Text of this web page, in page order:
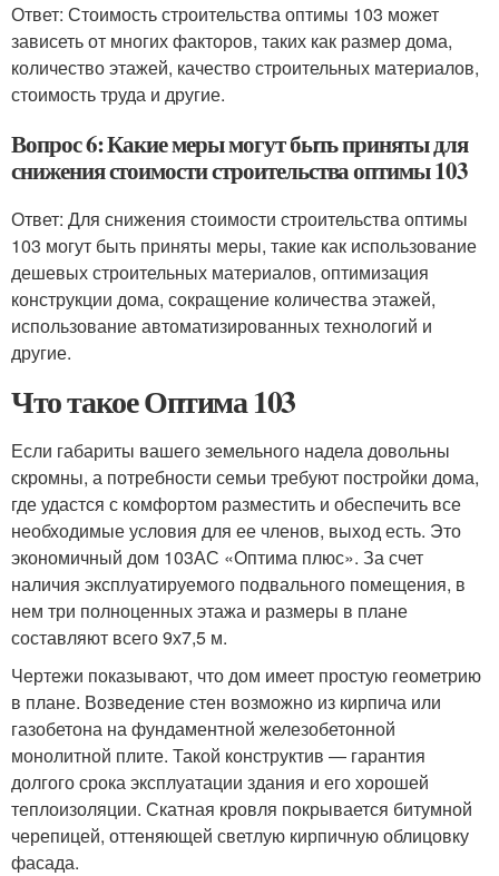
Ответ: Стоимость строительства оптимы 103 может
зависеть от многих факторов, таких как размер дома,
количество этажей, качество строительных материалов,
стоимость труда и другие.
Вопрос 6: Какие меры могут быть приняты для
снижения стоимости строительства оптимы 103
Ответ: Для снижения стоимости строительства оптимы
103 могут быть приняты меры, такие как использование
дешевых строительных материалов, оптимизация
конструкции дома, сокращение количества этажей,
использование автоматизированных технологий и
другие.
Что такое Оптима 103
Если габариты вашего земельного надела довольны
скромны, а потребности семьи требуют постройки дома,
где удастся с комфортом разместить и обеспечить все
необходимые условия для ее членов, выход есть. Это
экономичный дом 103АС «Оптима плюс». За счет
наличия эксплуатируемого подвального помещения, в
нем три полноценных этажа и размеры в плане
составляют всего 9х7,5 м.
Чертежи показывают, что дом имеет простую геометрию
в плане. Возведение стен возможно из кирпича или
газобетона на фундаментной железобетонной
монолитной плите. Такой конструктив — гарантия
долгого срока эксплуатации здания и его хорошей
теплоизоляции. Скатная кровля покрывается битумной
черепицей, оттеняющей светлую кирпичную облицовку
фасада.